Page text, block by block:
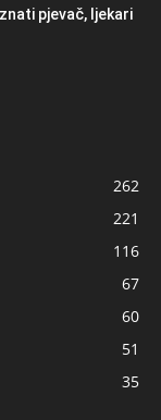
pjevač, ljekari
262
221
116
67
60
51
35